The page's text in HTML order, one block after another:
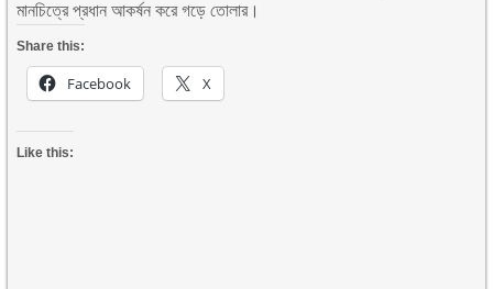
মানচিত্রে প্রধান আকর্ষন করে গড়ে তোলার।
Share this:
Facebook X
Like this: